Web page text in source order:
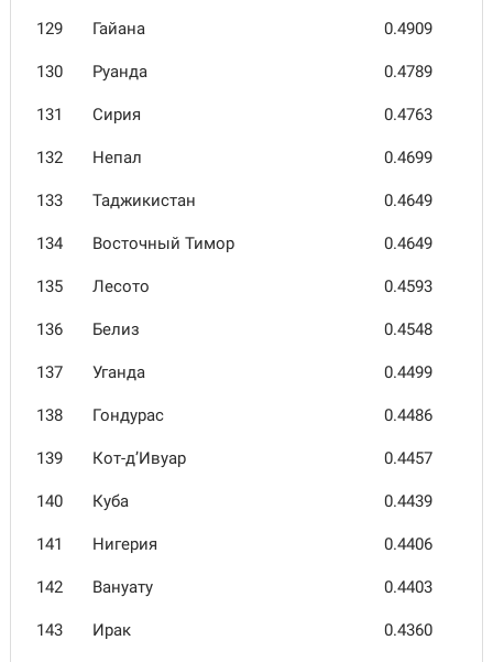
129 Гайана 0.4909
130 Руанда 0.4789
131 Сирия 0.4763
132 Непал 0.4699
133 Таджики­стан 0.4649
134 Восточный Тимор 0.4649
135 Лесото 0.4593
136 Белиз 0.4548
137 Уганда 0.4499
138 Гондурас 0.4486
139 Кот-д’Ивуар 0.4457
140 Куба 0.4439
141 Нигерия 0.4406
142 Вануату 0.4403
143 Ирак 0.4360